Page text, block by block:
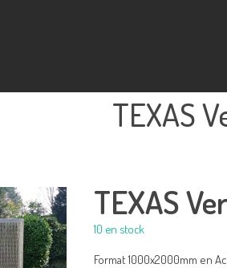
TEXAS
TEXAS
10 en stock
Format 1000x2000mm en